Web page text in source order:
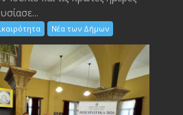
Νέα των Δήμων